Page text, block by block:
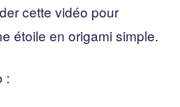
cette vidéo pour
étoile en origami simple.
: